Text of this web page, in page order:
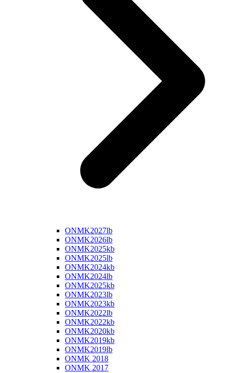
ONMK2027lb
ONMK2026lb
ONMK2025kb
ONMK2025lb
ONMK2024kb
ONMK2024lb
ONMK2025kb
ONMK2023lb
ONMK2023kb
ONMK2022lb
ONMK2022kb
ONMK2020kb
ONMK2019kb
ONMK2019lb
ONMK 2018
ONMK 2017